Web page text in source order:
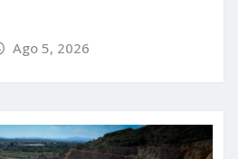
Ago 5, 2026